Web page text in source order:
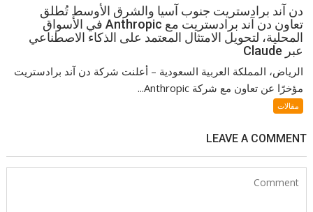
دن آند برادستريت جنوب آسيا والشرق الأوسط تُطلق
تعاون دن آند برادستريت مع Anthropic في الأسواق
المحلية، لتحويل الامتثال المعتمد على الذكاء الاصطناعي
عبر Claude
الرياض، المملكة العربية السعودية – أعلنت شركة دن آند برادستريت
مؤخرًا عن تعاون مع شركة Anthropic...
مقالات
LEAVE A COMMENT